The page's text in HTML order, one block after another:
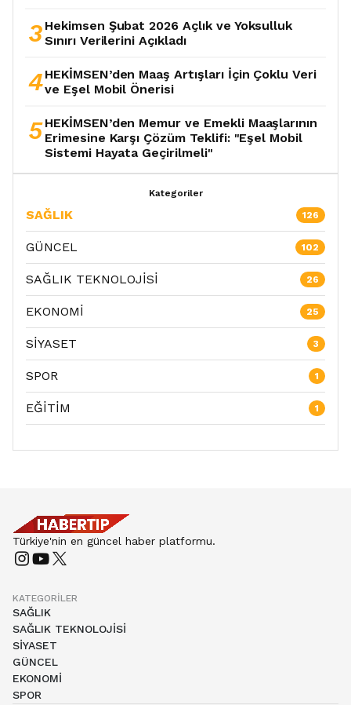
3 Hekimsen Şubat 2026 Açlık ve Yoksulluk
Sınırı Verilerini Açıkladı
4 HEKİMSEN’den Maaş Artışları İçin Çoklu Veri
ve Eşel Mobil Önerisi
5 HEKİMSEN’den Memur ve Emekli Maaşlarının
Erimesine Karşı Çözüm Teklifi: "Eşel Mobil
Sistemi Hayata Geçirilmeli"
Kategoriler
SAĞLIK 126
GÜNCEL 102
SAĞLIK TEKNOLOJİSİ 26
EKONOMİ 25
SİYASET 3
SPOR 1
EĞİTİM 1
Türkiye'nin en güncel haber platformu.
KATEGORILER
SAĞLIK
SAĞLIK TEKNOLOJİSİ
SİYASET
GÜNCEL
EKONOMİ
SPOR